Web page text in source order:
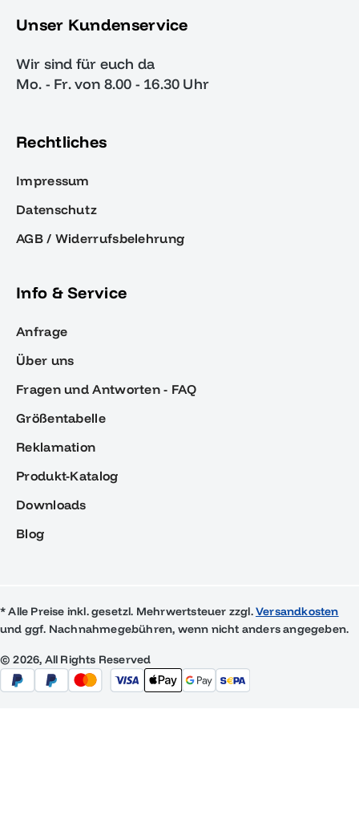
Unser Kundenservice
Wir sind für euch da
Mo. - Fr. von 8.00 - 16.30 Uhr
Rechtliches
Impressum
Datenschutz
AGB / Widerrufsbelehrung
Info & Service
Anfrage
Über uns
Fragen und Antworten - FAQ
Größentabelle
Reklamation
Produkt-Katalog
Downloads
Blog
* Alle Preise inkl. gesetzl. Mehrwertsteuer zzgl.Versandkosten
und ggf. Nachnahmegebühren, wenn nicht anders angegeben.
© 2026, All Rights Reserved